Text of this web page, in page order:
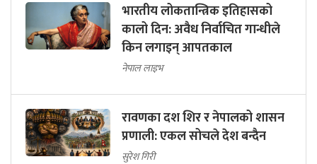
भारतीय लोकतान्त्रिक इतिहासको
कालो दिन: अवैध निर्वाचित गान्धीले
किन लगाइन् आपतकाल
नेपाल लाइभ
रावणका दश शिर र नेपालको शासन
प्रणाली: एकल सोचले देश बन्दैन
सुरेश गिरी